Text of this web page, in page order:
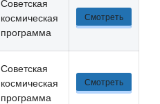
Советская
космическая
программа
Смотреть
Советская
космическая
программа
Смотреть